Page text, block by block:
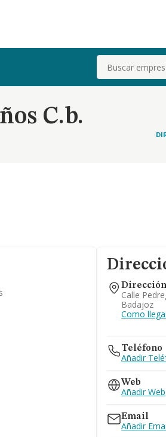
Buscar
C.b.
Dirección
Calle
Badajoz
Como
Teléfono
Añadir
Web
Añadir Web
Email
Añadir